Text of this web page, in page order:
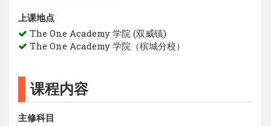
上课地点
The One Academy 学院 (双威镇)
The One Academy 学院（槟城分校）
课程内容
主修科目